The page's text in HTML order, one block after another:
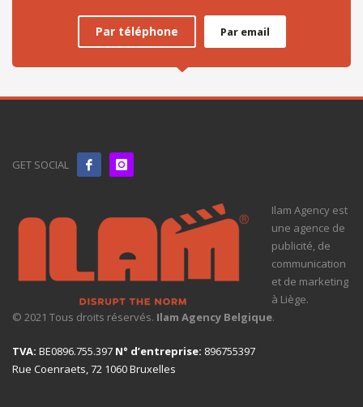
Par téléphone Par email
GET SOCIAL
Ilam Agency est
une agence de
publicité, de
communication
et de marketing
à Liège.
© 2021 Tous droits réservés. Ilam Agency Belgique.
TVA: BE0896.755.397 N° d’entreprise: 896755397
Rue Coenraets, 72 1060 Bruxelles